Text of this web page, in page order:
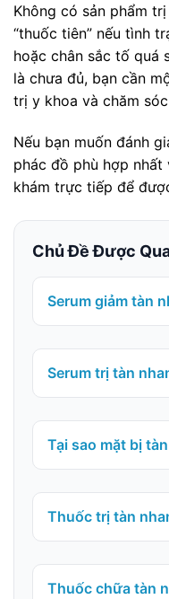
Không có sản phẩm
“thuốc tiên” nếu tình
hoặc chân sắc tố quá
là chưa đủ, bạn cần
trị y khoa và chăm
Nếu bạn muốn đánh
phác đồ phù hợp
khám trực tiếp để
Chủ Đề Được
Serum giảm tàn
Serum trị tàn
Tại sao mặt bị
Thuốc trị tàn
Thuốc chữa tàn